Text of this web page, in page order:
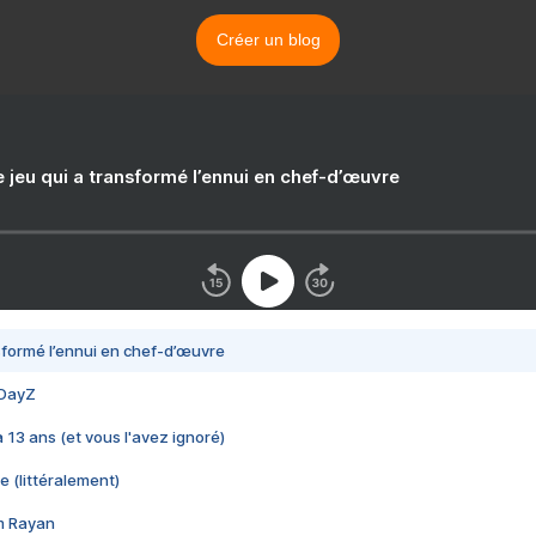
Créer un blog
jeu qui a transformé l’ennui en chef-d’œuvre
l’ennui en chef-d’œuvre
13 ans (et vous l'avez ignoré)
(littéralement)
Rayan